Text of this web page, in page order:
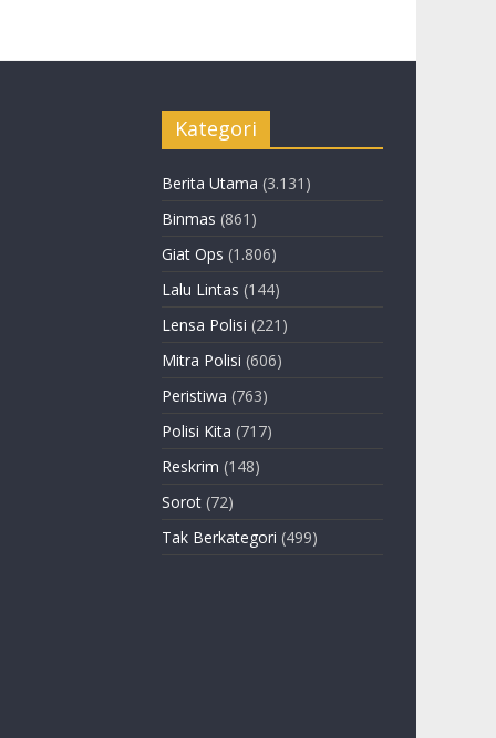
Kategori
Berita Utama (3.131)
Binmas (861)
Giat Ops (1.806)
Lalu Lintas (144)
Lensa Polisi (221)
Mitra Polisi (606)
Peristiwa (763)
Polisi Kita (717)
Reskrim (148)
Sorot (72)
Tak Berkategori (499)